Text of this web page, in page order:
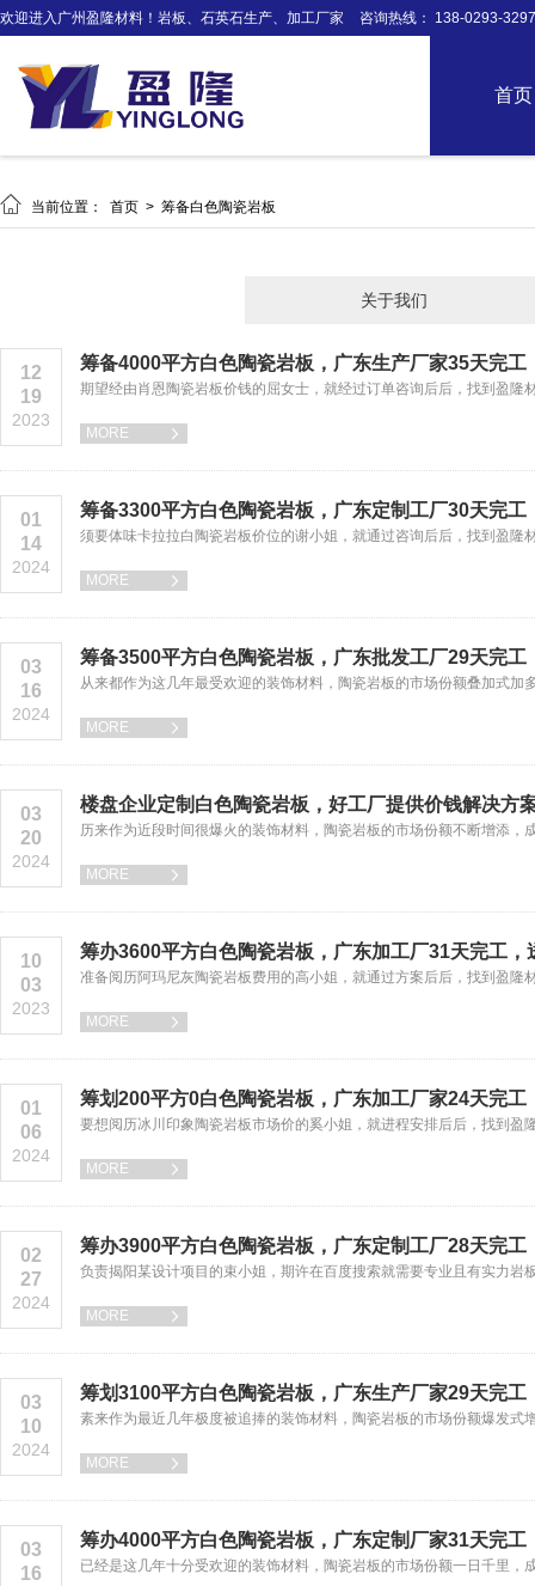
欢迎进入广州盈隆材料！岩板、石英石生产、加工厂家 咨询热线： 138-0293-3297
首页
 当前位置： 首页 > 筹备白色陶瓷岩板
关于我们
12
19
2023
筹备4000平方白色陶瓷岩板，广东生产厂家35天完工
期望经由肖恩陶瓷岩板价钱的屈女士，就经过订单咨询后后，找到盈
MORE 
01
14
2024
筹备3300平方白色陶瓷岩板，广东定制工厂30天完工
须要体味卡拉拉白陶瓷岩板价位的谢小姐，就通过咨询后后，找到盈
MORE 
03
16
2024
筹备3500平方白色陶瓷岩板，广东批发工厂29天完工
从来都作为这几年最受欢迎的装饰材料，陶瓷岩板的市场份额叠加式
MORE 
03
20
2024
楼盘企业定制白色陶瓷岩板，好工厂提供价钱解决方
历来作为近段时间很爆火的装饰材料，陶瓷岩板的市场份额不断增添
MORE 
10
03
2023
筹办3600平方白色陶瓷岩板，广东加工厂31天完工，
准备阅历阿玛尼灰陶瓷岩板费用的高小姐，就通过方案后后，找到盈
MORE 
01
06
2024
筹划200平方0白色陶瓷岩板，广东加工厂家24天完工
要想阅历冰川印象陶瓷岩板市场价的奚小姐，就进程安排后后，找到
MORE 
02
27
2024
筹办3900平方白色陶瓷岩板，广东定制工厂28天完工
负责揭阳某设计项目的束小姐，期许在百度搜索就需要专业且有实力
MORE 
03
10
2024
筹划3100平方白色陶瓷岩板，广东生产厂家29天完工
素来作为最近几年极度被追捧的装饰材料，陶瓷岩板的市场份额爆发
MORE 
03
16
筹办4000平方白色陶瓷岩板，广东定制厂家31天完工
已经是这几年十分受欢迎的装饰材料，陶瓷岩板的市场份额一日千里